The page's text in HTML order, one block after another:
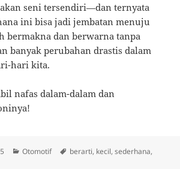
seni tersendiri—dan ternyata
ini bisa jadi jembatan menuju
bermakna dan berwarna tanpa
banyak perubahan drastis dalam
hari kita.
nafas dalam-dalam dan
Categories
Otomotif Tags
berarti, kecil,sederhana,